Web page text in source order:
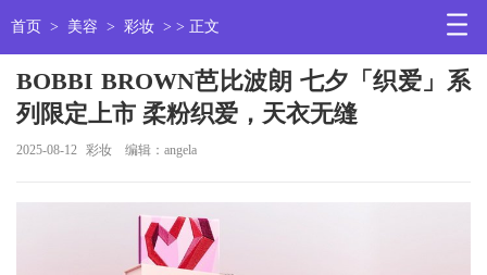
首页 > 美容 > 彩妆 > > 正文
BOBBI BROWN芭比波朗 七夕「织爱」系
列限定上市 柔粉织爱，天衣无缝
2025-08-12 彩妆 编辑：angela